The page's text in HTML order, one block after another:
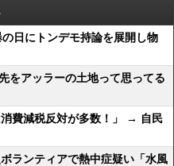
日にトンデモ持論を展開し物
をアッラーの土地って思ってる
消費減税反対が多数！」 → 自民
ランティアで熱中症疑い「水風